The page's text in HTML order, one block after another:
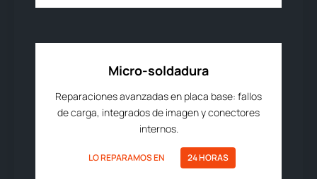
Micro-soldadura
Reparaciones avanzadas en placa base: fallos
de carga, integrados de imagen y conectores
internos.
LO REPARAMOS EN 24 HORAS